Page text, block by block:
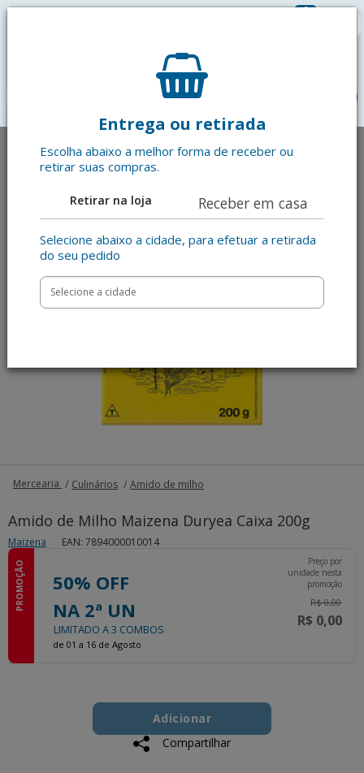
0
Entrega ou retirada
Escolha abaixo a melhor forma de receber ou
retirar suas compras.
Retirar na loja Receber em casa
Selecione abaixo a cidade, para efetuar a retirada
do seu pedido
Mercearia Culinários Amido de milho
Amido de Milho Maizena Duryea Caixa 200g
Maizena EAN: 7894000010014
PROMOÇÃO
Preço por
unidade nesta
promoção
R$ 0,00
R$ 0,00
50% OFF
NA 2ª UN
LIMITADO A 3 COMBOS
de 01 a 16 de Agosto
to
cart
Product
ActionsAdicionar
Compartilhar